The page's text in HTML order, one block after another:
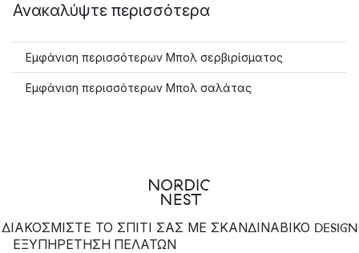
Ανακαλύψτε περισσότερα
Εμφάνιση περισσότερων Μπολ σερβιρίσματος
Εμφάνιση περισσότερων Μπολ σαλάτας
ΔΙΑΚΟΣΜΙΣΤΕ ΤΟ ΣΠΙΤΙ ΣΑΣ ΜΕ ΣΚΑΝΔΙΝΑΒΙΚΟ DESIGN
ΕΞΥΠΗΡΈΤΗΣΗ ΠΕΛΑΤΏΝ